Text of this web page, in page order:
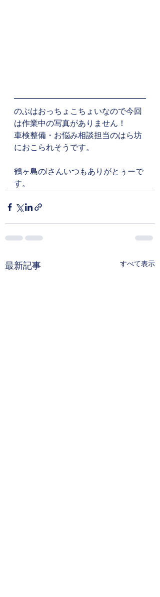
のぶはおっちょこちょいなので今回
は作業中の写真がありません！
車検整備・お悩み相談担当のはら坊
におこられそうです。
鶴ヶ島のIさんいつもありがとぅーで
す。
最新記事 すべて表示